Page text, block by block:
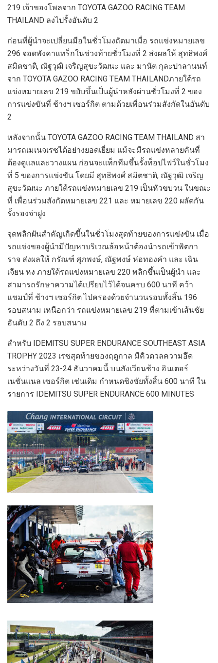
219 เจ้าของโพลจาก TOYOTA GAZOO RACING TEAM
THAILAND ลงไปรั้งอันดับ 2
ก่อนที่ผู้นำจะเปลี่ยนมือในชั่วโมงถัดมาเมื่อ รถแข่งหมายเลข
296 จอดพังคาแทร็กในช่วงท้ายชั่วโมงที่ 2 ส่งผลให้ สุทธิพงศ์
สมิตชาติ, ณัฐวุฒิ เจริญสุขะวัฒนะ และ มานัต กุละปาลานนท์
จาก TOYOTA GAZOO RACING TEAM THAILANDภายใต้รถ
แข่งหมายเลข 219 ขยับขึ้นเป็นผู้นำหลังผ่านชั่วโมงที่ 2 ของ
การแข่งขันที่ ช้างฯ เซอร์กิต ตามด้วยเพื่อนร่วมสังกัดในอันดับ
2
หลังจากนั้น TOYOTA GAZOO RACING TEAM THAILAND สา
มารถเมเนจเรซได้อย่างยอดเยี่ยม แม้จะมีรถแข่งหลายคันที่
ต้องดูแลและวางแผน ก่อนจะแท็กทีมขึ้นรั้งท็อปไฟว์ในชั่วโมง
ที่ 5 ของการแข่งขัน โดยมี สุทธิพงศ์ สมิตชาติ, ณัฐวุฒิ เจริญ
สุขะวัฒนะ ภายใต้รถแข่งหมายเลข 219 เป็นหัวขบวน ในขณะ
ที่ เพื่อนร่วมสังกัดหมายเลข 221 และ หมายเลข 220 ผลัดกัน
รั้งรองจ่าฝูง
จุดพลิกผันสำคัญเกิดขึ้นในชั่วโมงสุดท้ายของการแข่งขัน เมื่อ
รถแข่งของผู้นำมีปัญหาบริเวณล้อหน้าต้องนำรถเข้าพิตกา
ราจ ส่งผลให้ กรัณฑ์ ศุภพงษ์, ณัฐพงษ์ ห่อทองคำ และ เฉิน
เจียน หง ภายใต้รถแข่งหมายเลข 220 พลิกขึ้นเป็นผู้นำ และ
สามารถรักษาความได้เปรียบไว้ได้จนครบ 600 นาที คว้า
แชมป์ที่ ช้างฯ เซอร์กิต ไปครองด้วยจำนวนรอบทั้งสิ้น 196
รอบสนาม เหนือกว่า รถแข่งหมายเลข 219 ที่ตามเข้าเส้นชัย
อันดับ 2 ถึง 2 รอบสนาม
สำหรับ IDEMITSU SUPER ENDURANCE SOUTHEAST ASIA
TROPHY 2023 เรซสุดท้ายของฤดูกาล มีคิวดวลความอึด
ระหว่างวันที่ 23-24 ธันวาคมนี้ บนสังเวียนช้าง อินเตอร์
เนชั่นแนล เซอร์กิต เช่นเดิม กำหนดชิงชัยทั้งสิ้น 600 นาที ใน
รายการ IDEMITSU SUPER ENDURANCE 600 MINUTES